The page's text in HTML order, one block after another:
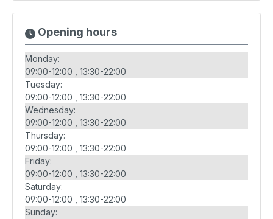
Opening hours
Monday:
09:00-12:00
13:30-22:00
Tuesday:
09:00-12:00
13:30-22:00
Wednesday:
09:00-12:00
13:30-22:00
Thursday:
09:00-12:00
13:30-22:00
Friday:
09:00-12:00
13:30-22:00
Saturday:
09:00-12:00
13:30-22:00
Sunday: